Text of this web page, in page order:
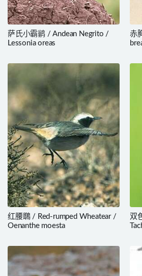
萨氏小霸鹟 / Andean Negrito /
Lessonia oreas
赤
红腰䳭 / Red-rumped Wheatear /
Oenanthe moesta
双